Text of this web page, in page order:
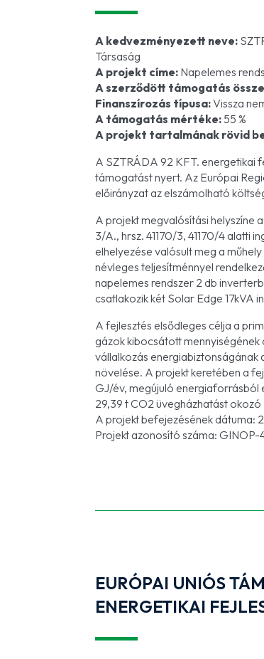
A kedvezményezett neve:
Társaság
A projekt címe: Napelemes
A szerződött támogatás
Finanszírozás típusa:Vissza
A támogatás mértéke: 55 %
A projekt tartalmának rövid
A SZTRÁDA 92 KFT. energetikai
támogatást nyert. Az Európai
előirányzat az elszámolható
A projekt megvalósítási helyszíne
3/A., hrsz. 41170/3, 41170/4 alatti
elhelyezése valósult meg a
névleges teljesítménnyel
napelemes rendszer 2 db
csatlakozik két Solar Edge 17kVA
A fejlesztés elsődleges célja a
gázok kibocsátott
vállalkozás
növelése. A projekt keretében a
GJ/év, megújuló energiaforrásból
29,39 t CO2 üvegházhatást
A projekt befejezésének dátuma:
Projekt azonosító száma:
EURÓPAI UNIÓS
ENERGETIKAI